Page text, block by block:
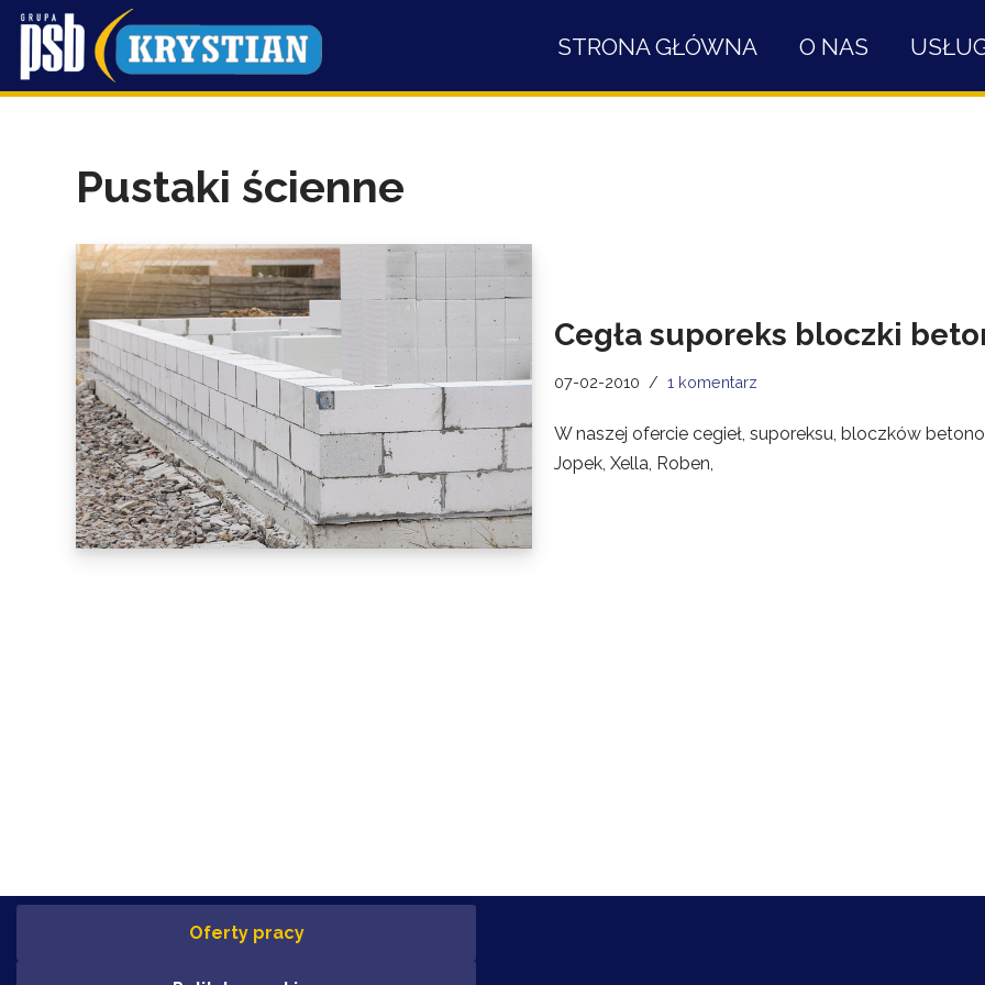
Przejdź
do
STRONA GŁÓWNA O NAS
Pustaki ścienne
Cegła suporeks bloczki
07-02-2010 1 komentarz
W naszej ofercie cegieł, suporeksu, bloczków
Jopek, Xella, Roben,
Oferty pracy